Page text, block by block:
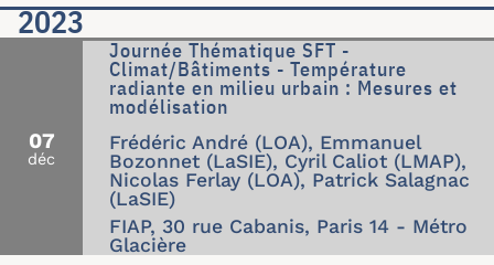
2023
07
déc
Journée Thématique SFT -
Climat/Bâtiments - Température
radiante en milieu urbain : Mesures et
modélisation
Frédéric André (LOA), Emmanuel
Bozonnet (LaSIE), Cyril Caliot (LMAP),
Nicolas Ferlay (LOA), Patrick Salagnac
(LaSIE)
FIAP, 30 rue Cabanis, Paris 14 - Métro
Glacière